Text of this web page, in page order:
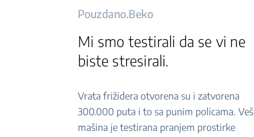
Pouzdano.Beko
Mi smo testirali da se vi ne
biste stresirali.
Vrata frižidera otvorena su i zatvorena
300.000 puta i to sa punim policama. Veš
mašina je testirana pranjem prostirke